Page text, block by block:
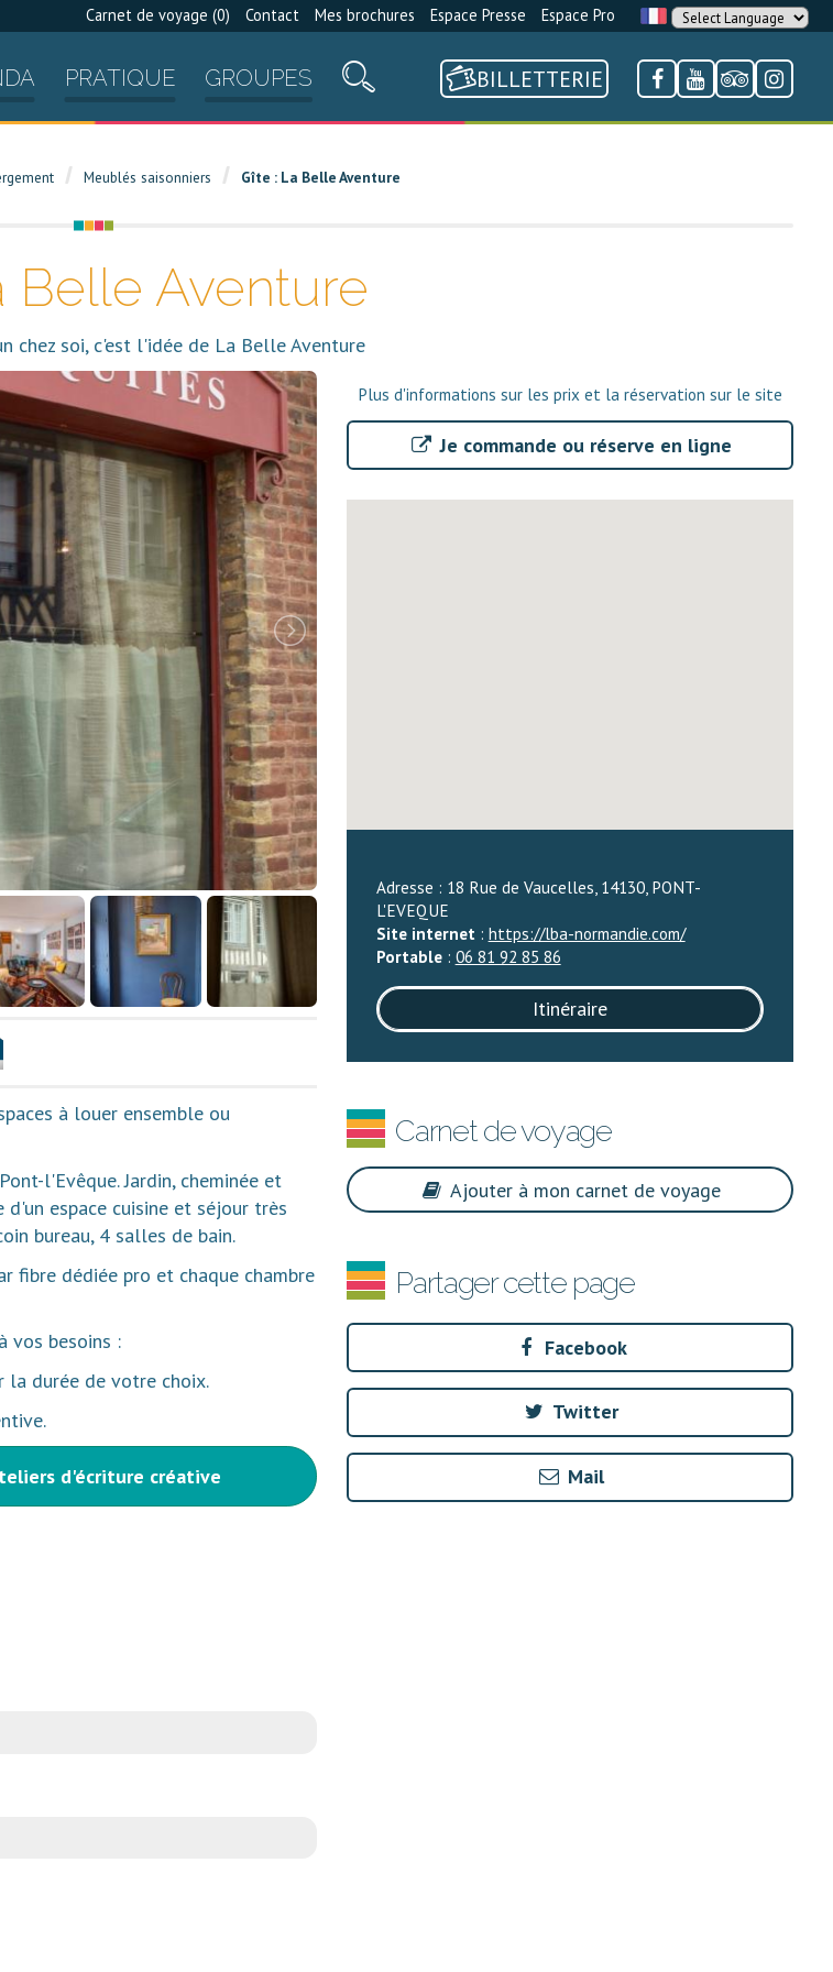
Carnet de voyage (0) Contact Mes brochures Espace Presse Espace Pro
PRATIQUE GROUPES BILLETTERIE
Meublés saisonniers Gîte : La Belle Aventure
Belle Aventure
chez soi, c'est l'idée de La Belle Aventure
à louer ensemble ou
l'Evêque. Jardin, cheminée et
espace cuisine et séjour très
bureau, 4 salles de bain.
fibre dédiée pro et chaque chambre
vos besoins :
la durée de votre choix.
d'écriture créative
Plus d'informations sur les prix et la réservation sur le site
Je commande ou réserve en ligne
Adresse : 18 Rue de Vaucelles, 14130, PONT-
L'EVEQUE
Site internet: https://lba-normandie.com/
Portable: 06 81 92 85 86
Itinéraire
Carnet de voyage
Ajouter à mon carnet de voyage
Partager cette page
Facebook
Twitter
Mail